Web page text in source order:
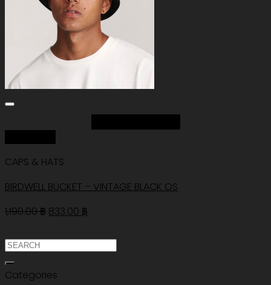
CAPS & HATS
BIRDWELL BUCKET – VINTAGE BLACK OS
1,190.00฿ Original
was:
1,190.00 ฿.
833.00 ฿
is:
833.00 ฿.
ค้นหา:
Categories